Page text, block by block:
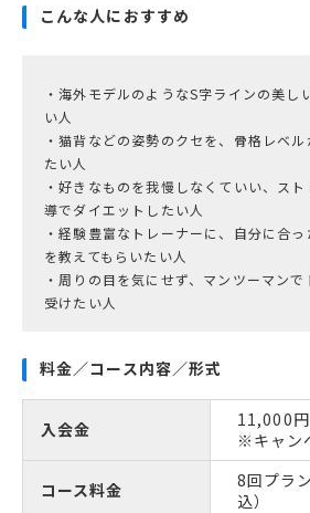
こんな人におすすめ
・海外モデルのようなS字ラインの美し
い人
・猫背などの姿勢のクセを、骨格レベ
たい人
・好きなものを我慢しなくていい、ス
導でダイエットしたい人
・経験豊富なトレーナーに、自分に合
を教えてもらいたい人
・周りの目を気にせず、マンツーマン
料金／コース内容／形式
入会金
11,000
※キャン
コース料金
8回プラ
込）